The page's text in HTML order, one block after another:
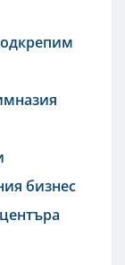
бизнес